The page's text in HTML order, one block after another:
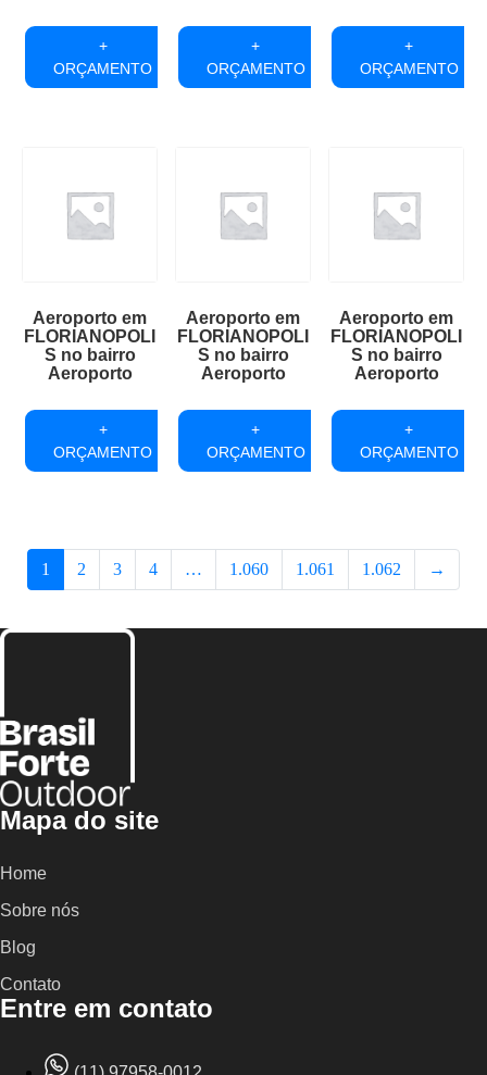
+
ORÇAMENTO
+
ORÇAMENTO
+
ORÇAMENTO
Aeroporto em
FLORIANOPOLI
S no bairro
Aeroporto
+
ORÇAMENTO
Aeroporto em
FLORIANOPOLI
S no bairro
Aeroporto
+
ORÇAMENTO
Aeroporto em
FLORIANOPOLI
S no bairro
Aeroporto
+
ORÇAMENTO
1 2 3 4 … 1.060 1.061 1.062 →
Mapa do site
Home
Sobre nós
Blog
Contato
Entre em contato